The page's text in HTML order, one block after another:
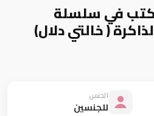
في سلسلة
( خالتي دلال)
الجنس
للجنسين